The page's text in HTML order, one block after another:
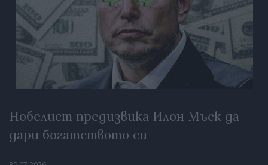
Нобелист предизвика Илон Мъск да
дари богатството си